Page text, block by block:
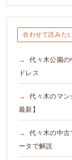
合わせて読みた
代々木公園の
ドレス
代々木のマン
最新】
代々木の中
ータで解説